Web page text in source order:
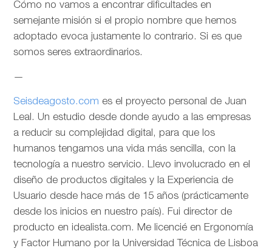
Cómo no vamos a encontrar dificultades en
semejante misión si el propio nombre que hemos
adoptado evoca justamente lo contrario. Si es que
somos seres extraordinarios.
—
Seisdeagosto.com es el proyecto personal de Juan
Leal. Un estudio desde donde ayudo a las empresas
a reducir su complejidad digital, para que los
humanos tengamos una vida más sencilla, con la
tecnología a nuestro servicio. Llevo involucrado en el
diseño de productos digitales y la Experiencia de
Usuario desde hace más de 15 años (prácticamente
desde los inicios en nuestro país). Fui director de
producto en idealista.com. Me licencié en Ergonomía
y Factor Humano por la Universidad Técnica de Lisboa